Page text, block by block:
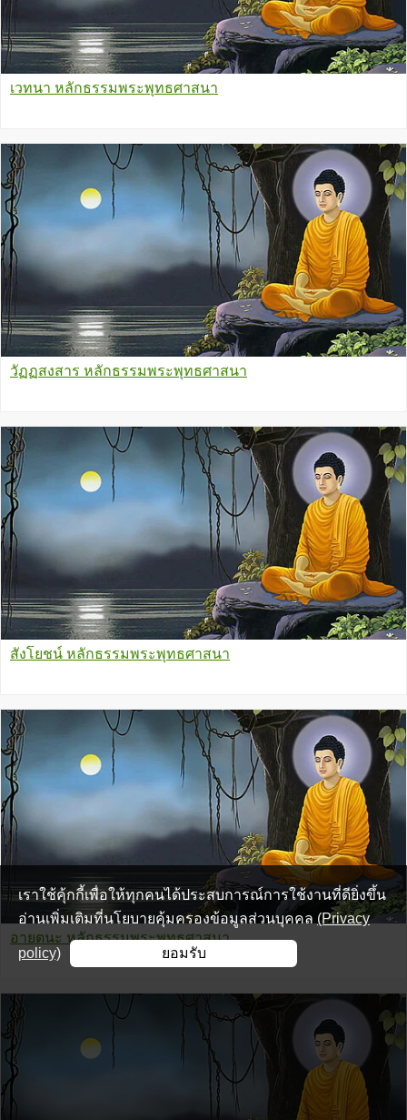
เวทนา หลักธรรมพระพุทธศาสนา
วัฏฏสงสาร หลักธรรมพระพุทธศาสนา
สังโยชน์ หลักธรรมพระพุทธศาสนา
อายตนะ หลักธรรมพระพุทธศาสนา
เราใช้คุ้กกี้เพื่อให้ทุกคนได้ประสบการณ์การใช้งานที่ดียิ่งขึ้น
อ่านเพิ่มเติมที่นโยบายคุ้มครองข้อมูลส่วนบุคคล (Privacy
policy) ยอมรับ